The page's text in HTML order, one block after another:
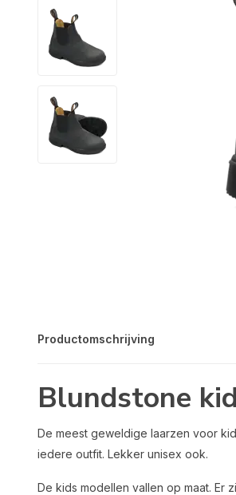
Productomschrijving
Blundstone
De meest geweldige laarzen voor
iedere outfit. Lekker unisex ook.
De kids modellen vallen op maat. Er